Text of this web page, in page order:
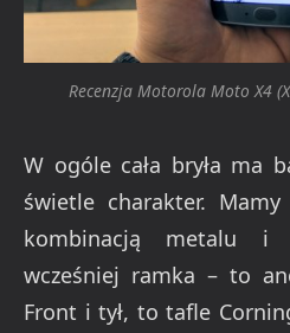
Recenzja Motorola Moto X4
W ogóle cała bryła ma
świetle charakter.
kombinacją metalu i
wcześniej ramka – to
Front i tył, to tafle